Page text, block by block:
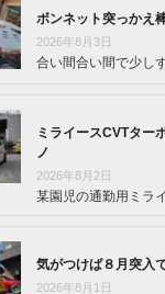
ボンネット突っかえ
2026年8月3日
合い間合い間で少し
ミライースCVTター
ノ
2026年8月2日
某園児の通勤用ミラ
気がつけば８月突入
2026年8月1日